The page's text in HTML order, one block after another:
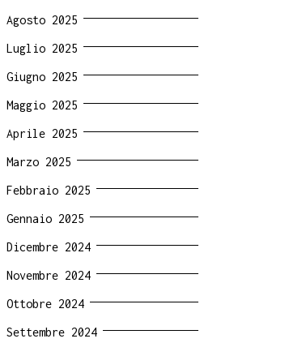
Agosto 2025
Luglio 2025
Giugno 2025
Maggio 2025
Aprile 2025
Marzo 2025
Febbraio 2025
Gennaio 2025
Dicembre 2024
Novembre 2024
Ottobre 2024
Settembre 2024